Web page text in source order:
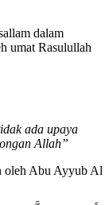
dalam
umat Rasulullah
ada upaya
Allah”
oleh Abu Ayyub Al